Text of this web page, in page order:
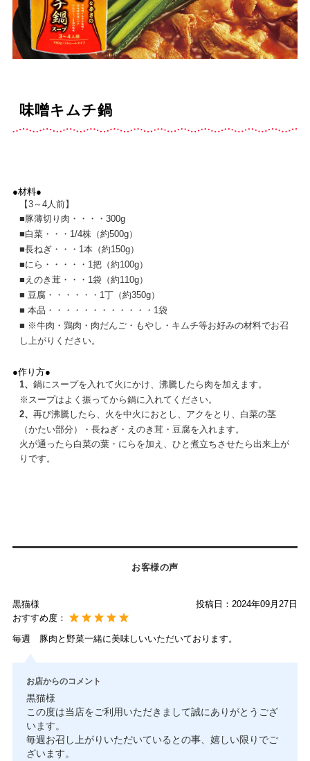
味噌キムチ鍋
●材料●
【3～4人前】
■ 豚薄切り肉・・・・300g
■白菜・・・1/4株（約500g）
■長ねぎ・・・1本（約150g）
■にら・・・・・1把（約100g）
■ えのき茸・・・1袋（約110g）
■ 豆腐・・・・・・1丁（約350g）
■ 本品・・・・・・・・・・・・1袋
■ ※牛肉・鶏肉・肉だんご・もやし・キムチ等お好みの材料でお召
し上がりください。
●作り方●
1、 鍋にスープを入れて火にかけ、沸騰したら肉を加えます。
※スープはよく振ってから鍋に入れてください。
2、 再び沸騰したら、火を中火におとし、アクをとり、白菜の茎
（かたい部分）・長ねぎ・えのき茸・豆腐を入れます。
火が通ったら白菜の葉・にらを加え、ひと煮立ちさせたら出来上が
りです。
お客様の声
黒猫様 投稿日： 2024年09月27日
おすすめ度：
毎週 豚肉と野菜一緒に美味しいいただいております。
お店からのコメント
黒猫様
この度は当店をご利用いただきまして誠にありがとうござ
います。
毎週お召し上がりいただいているとの事、嬉しい限りでご
ざいます。